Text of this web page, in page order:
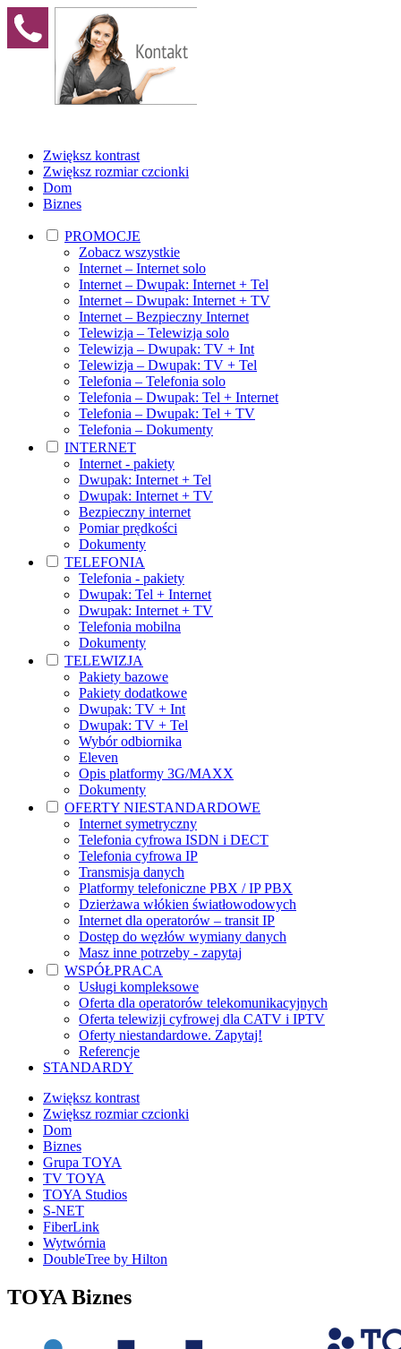
Zwiększ kontrast
Zwiększ rozmiar czcionki
Dom
Biznes
PROMOCJE
Zobacz wszystkie
Internet – Internet solo
Internet – Dwupak: Internet + Tel
Internet – Dwupak: Internet + TV
Internet – Bezpieczny Internet
Telewizja – Telewizja solo
Telewizja – Dwupak: TV + Int
Telewizja – Dwupak: TV + Tel
Telefonia – Telefonia solo
Telefonia – Dwupak: Tel + Internet
Telefonia – Dwupak: Tel + TV
Telefonia – Dokumenty
INTERNET
Internet - pakiety
Dwupak: Internet + Tel
Dwupak: Internet + TV
Bezpieczny internet
Pomiar prędkości
Dokumenty
TELEFONIA
Telefonia - pakiety
Dwupak: Tel + Internet
Dwupak: Internet + TV
Telefonia mobilna
Dokumenty
TELEWIZJA
Pakiety bazowe
Pakiety dodatkowe
Dwupak: TV + Int
Dwupak: TV + Tel
Wybór odbiornika
Eleven
Opis platformy 3G/MAXX
Dokumenty
OFERTY NIESTANDARDOWE
Internet symetryczny
Telefonia cyfrowa ISDN i DECT
Telefonia cyfrowa IP
Transmisja danych
Platformy telefoniczne PBX / IP PBX
Dzierżawa włókien światłowodowych
Internet dla operatorów – transit IP
Dostęp do węzłów wymiany danych
Masz inne potrzeby - zapytaj
WSPÓŁPRACA
Usługi kompleksowe
Oferta dla operatorów telekomunikacyjnych
Oferta telewizji cyfrowej dla CATV i IPTV
Oferty niestandardowe. Zapytaj!
Referencje
STANDARDY
Zwiększ kontrast
Zwiększ rozmiar czcionki
Dom
Biznes
Grupa TOYA
TV TOYA
TOYA Studios
S-NET
FiberLink
Wytwórnia
DoubleTree by Hilton
TOYA Biznes